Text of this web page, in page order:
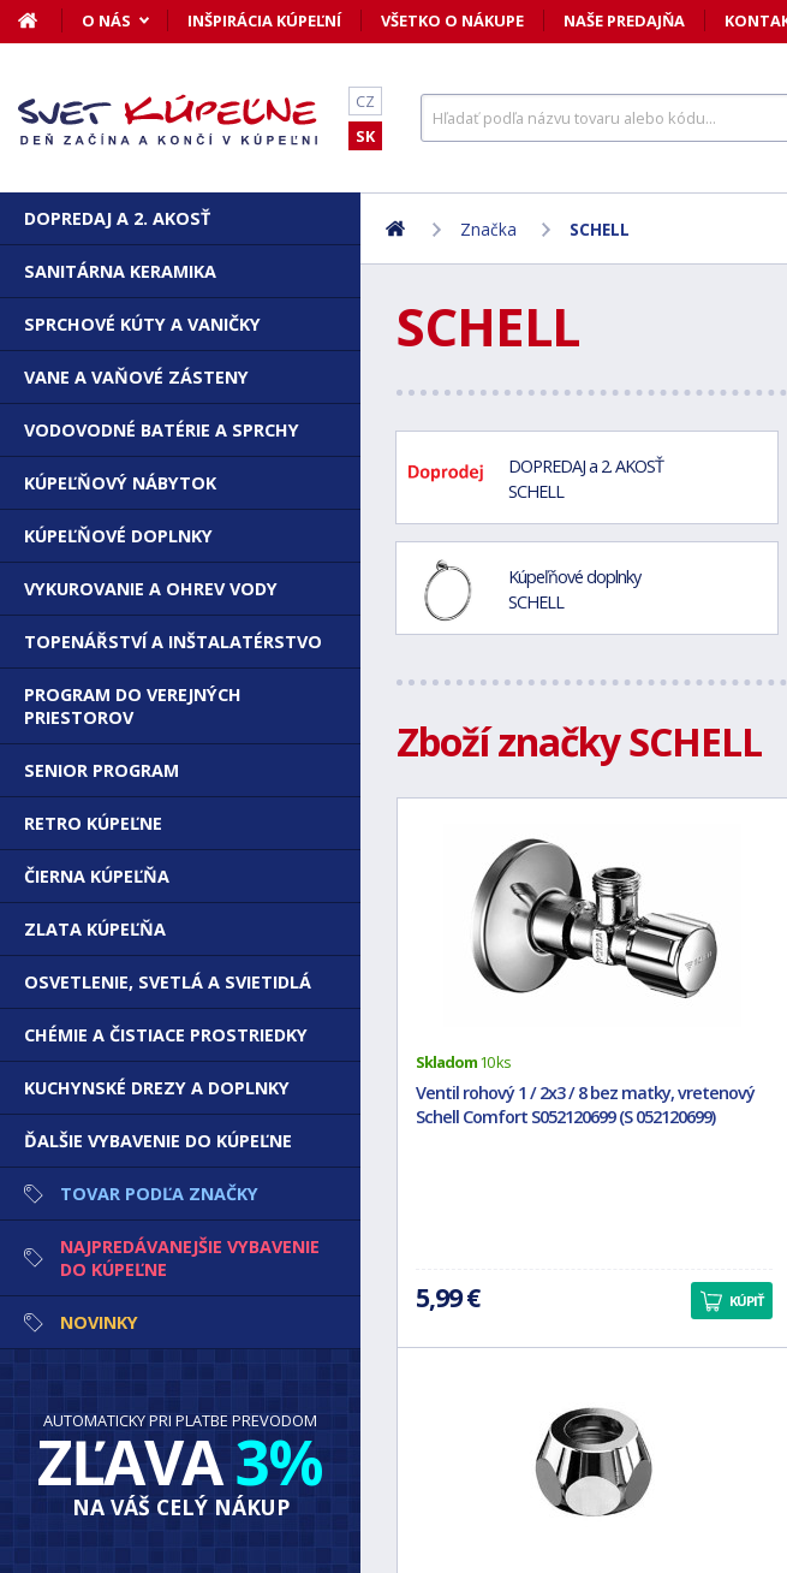
O NÁS INŠPIRÁCIA KÚPEĽNÍ VŠETKO O NÁKUPE NAŠE PREDAJŇA
CZ
SK
Značka SCHELL
SCHELL
DOPREDAJ a 2. AKOSŤ
SCHELL
Kúpeľňové doplnky
SCHELL
Zboží značky SCHELL
Skladom10 ks
Ventil rohový 1 / 2x3 / 8 bez matky, vretenový
Schell Comfort S052120699 (S 052120699)
5,99 € KÚPIŤ
DOPREDAJ A 2. AKOSŤ
SANITÁRNA KERAMIKA
SPRCHOVÉ KÚTY A VANIČKY
VANE A VAŇOVÉ ZÁSTENY
VODOVODNÉ BATÉRIE A SPRCHY
KÚPEĽŇOVÝ NÁBYTOK
KÚPEĽŇOVÉ DOPLNKY
VYKUROVANIE A OHREV VODY
TOPENÁŘSTVÍ A INŠTALATÉRSTVO
PROGRAM DO VEREJNÝCH
PRIESTOROV
SENIOR PROGRAM
RETRO KÚPEĽNE
ČIERNA KÚPEĽŇA
ZLATA KÚPEĽŇA
OSVETLENIE, SVETLÁ A SVIETIDLÁ
CHÉMIE A ČISTIACE PROSTRIEDKY
KUCHYNSKÉ DREZY A DOPLNKY
ĎALŠIE VYBAVENIE DO KÚPEĽNE
TOVAR PODĽA ZNAČKY
NAJPREDÁVANEJŠIE VYBAVENIE
DO KÚPEĽNE
NOVINKY
AUTOMATICKY PRI PLATBE PREVODOM
ZĽAVA3%
NA VÁŠ CELÝ NÁKUP